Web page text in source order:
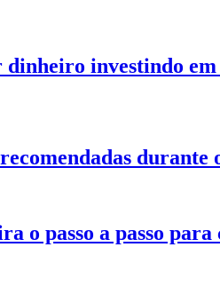
investindo em
durante
o passo a passo para